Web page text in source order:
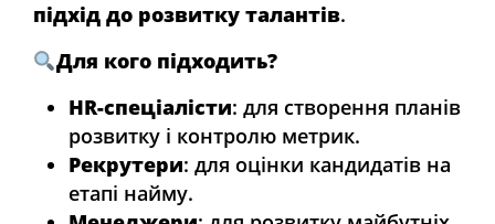
підхід до розвитку талантів.
Для кого підходить?
HR-спеціалісти: для створення планів
розвитку і контролю метрик.
Рекрутери: для оцінки кандидатів на
етапі найму.